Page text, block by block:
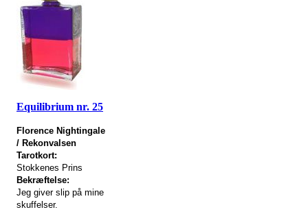
Equilibrium nr. 25
Florence Nightingale
/ Rekonvalsen
Tarotkort:
Stokkenes Prins
Bekræftelse:
Jeg giver slip på mine
skuffelser.